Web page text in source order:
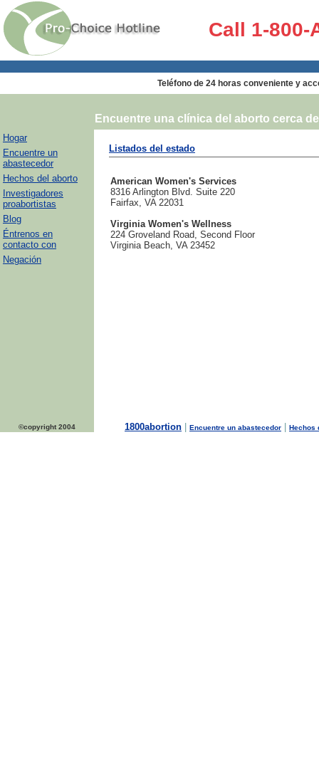
Call 1-800-
Teléfono de 24 horas conveniente y
Encuentre una clínica del aborto cerca
Hogar
Encuentre un
abastecedor
Hechos del aborto
Investigadores
proabortistas
Blog
Éntrenos en
contacto con
Negación
Listados del estado
American Women's Services
8316 Arlington Blvd. Suite 220
Fairfax, VA 22031
Virginia Women's Wellness
224 Groveland Road, Second Floor
Virginia Beach, VA 23452
©copyright 2004 1800abortion Encuentre un abastecedor Hechos